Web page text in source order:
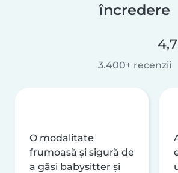
încredere
3.400+ recenzii
O modalitate
frumoasă și sigură de
a găsi babysitter și